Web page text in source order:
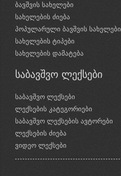
ბავშვის სახელები
სახელების ძიება
პოპულარული ბავშვის სახელები
სახელების ტიპები
სახელების დამატება
საბავშვო ლექსები
საბავშვო ლექსები
ლექსების კატეგორიები
საბავშვო ლექსების ავტორები
ლექსების ძიება
ვიდეო ლექსები